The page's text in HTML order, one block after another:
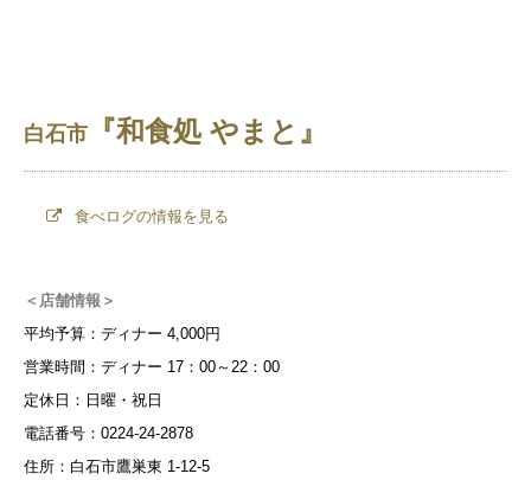
白石市 『和食処 やまと』
食べログの情報を見る
＜店舗情報＞
平均予算：ディナー 4,000円
営業時間：ディナー 17：00～22：00
定休日：日曜・祝日
電話番号：0224-24-2878
住所：白石市鷹巣東 1-12-5